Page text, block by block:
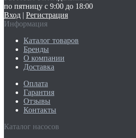
по пятницу с 9:00 до 18:00
Вход | Регистрация
Информация
Каталог товаров
Бренды
О компании
Доставка
Оплата
Гарантия
Отзывы
Контакты
Каталог насосов